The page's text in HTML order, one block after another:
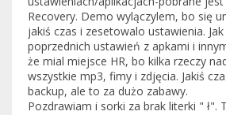
Recovery. Demo wylączylem, bo się
jakiś czas i zesetowalo ustawienia.
poprzednich ustawień z apkami i
że mial miejsce HR, bo kilka rzeczy
wszystkie mp3, fimy i zdjęcia. Jakiś
backup, ale to za dużo zabawy.
Pozdrawiam i sorki za brak literki " ł".